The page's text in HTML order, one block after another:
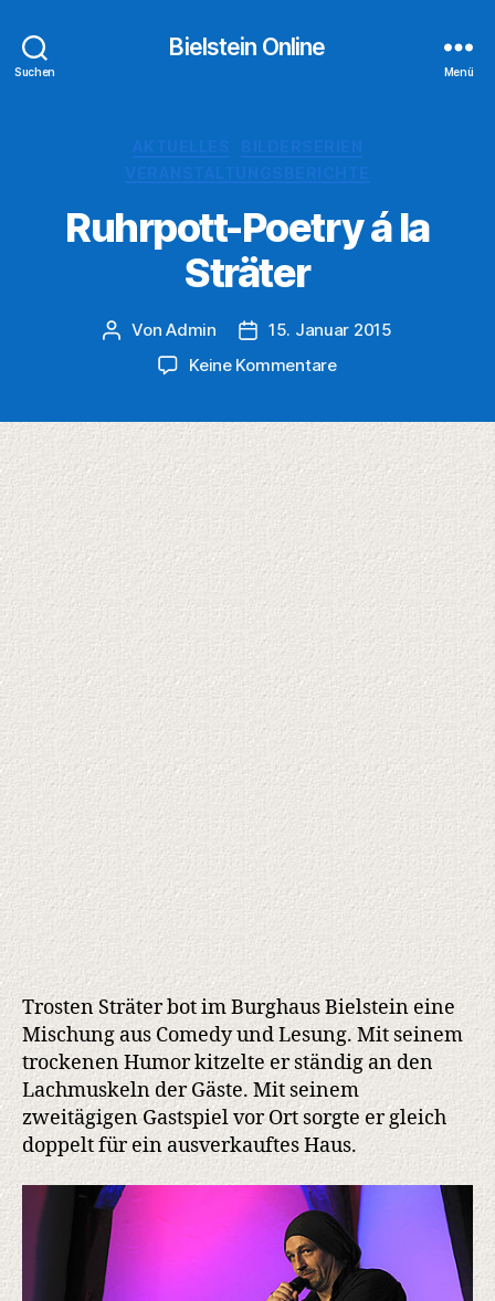
Suchen
Bielstein Online
Menü
Ruhrpott-Poetry á la
Sträter
Beitragsautor
VonAdmin Veröffentlichungsdatum
15. Januar 2015
Keine Kommentarezu
Sträter
Trosten Sträter bot im Burghaus Bielstein eine
Mischung aus Comedy und Lesung. Mit seinem
trockenen Humor kitzelte er ständig an den
Lachmuskeln der Gäste. Mit seinem
zweitägigen Gastspiel vor Ort sorgte er gleich
doppelt für ein ausverkauftes Haus.